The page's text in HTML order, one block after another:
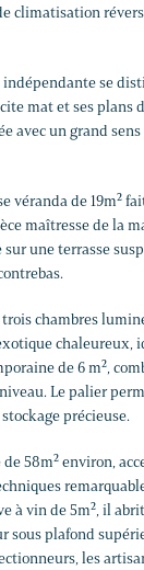
climatisation
se
mat et ses plans
avec un grand
véranda de 19m²
maîtresse de la
sur une terrasse
chambres
chaleureux,
de 6 m²,
Le palier
précieuse.
58m² environ,
à vin de 5m², il
sous plafond
les